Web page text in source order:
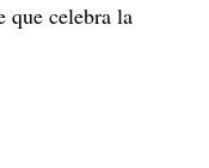
que celebra la